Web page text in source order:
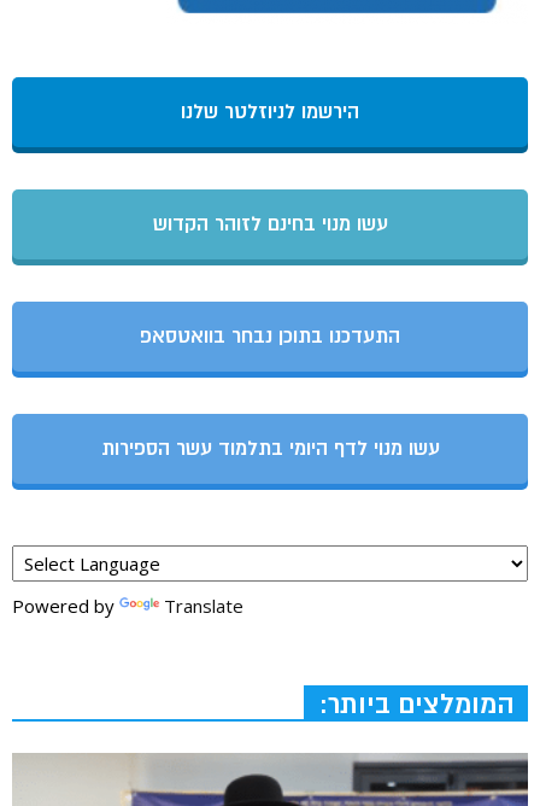
הירשמו לניוזלטר שלנו
עשו מנוי בחינם לזוהר הקדוש
התעדכנו בתוכן נבחר בוואטסאפ
עשו מנוי לדף היומי בתלמוד עשר הספירות
Powered by Translate
המומלצים ביותר: